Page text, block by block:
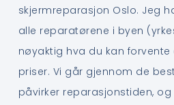
skjermreparasjon Oslo. Jeg
alle reparatørene i byen
nøyaktig hva du kan
priser. Vi går gjennom de
påvirker reparasjonstiden,